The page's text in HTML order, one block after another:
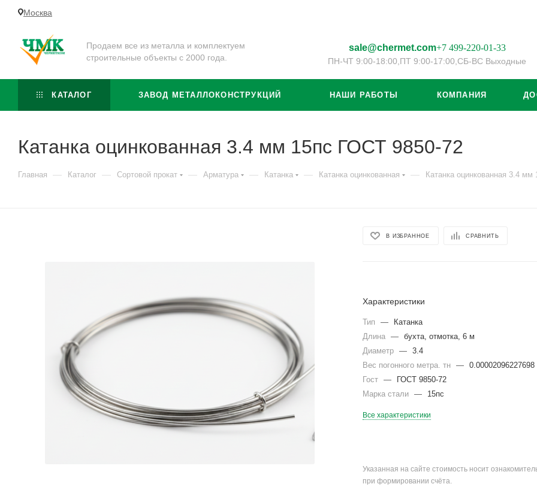
Москва
Продаем все из металла и комплектуем
строительные объекты с 2000 года.
sale@chermet.com+7 499-220-01-33
ПН-ЧТ 9:00-18:00, ПТ 9:00-17:00, СБ-ВС Выходные
КАТАЛОГ ЗАВОД МЕТАЛЛОКОНСТРУКЦИЙ НАШИ РАБОТЫ КОМПАНИЯ
Катанка оцинкованная 3.4 мм 15пс ГОСТ 9850-72
Главная — Каталог — Сортовой прокат — Арматура — Катанка — Катанка оцинкованная — Катанка оцинкованная 3.4
В ИЗБРАННОЕ СРАВНИТЬ
Характеристики
Тип —
Катанка
Длина
—
бухта, отмотка, 6 м
Диаметр
—
3.4
Вес погонного метра. тн
—
0.00002096227698
Гост
—
ГОСТ 9850-72
Марка стали
— 15пс
Все характеристики
Указанная на сайте стоимость носит
при формировании счёта.